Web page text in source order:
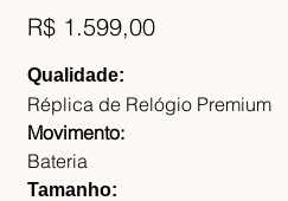
Preço
R$ 1.599,00
Qualidade:
Réplica de Relógio Premium
Movimento:
Bateria
Tamanho: